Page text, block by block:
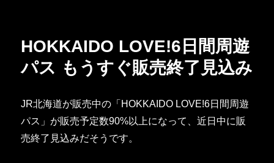
HOKKAIDO LOVE!6日間周遊
パス もうすぐ販売終了見込み
JR北海道が販売中の「HOKKAIDO LOVE!6日間周遊
パス」が販売予定数90%以上になって、近日中に販
売終了見込みだそうです。